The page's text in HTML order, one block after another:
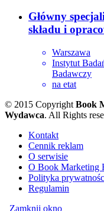
Główny
składu i
Warszawa
Instytut
Badawczy
na etat
© 2015 Copyright Book
Wydawca. All Rights
Kontakt
Cennik reklam
O serwisie
O Book Marketing
Polityka
Regulamin
Zamknij okno